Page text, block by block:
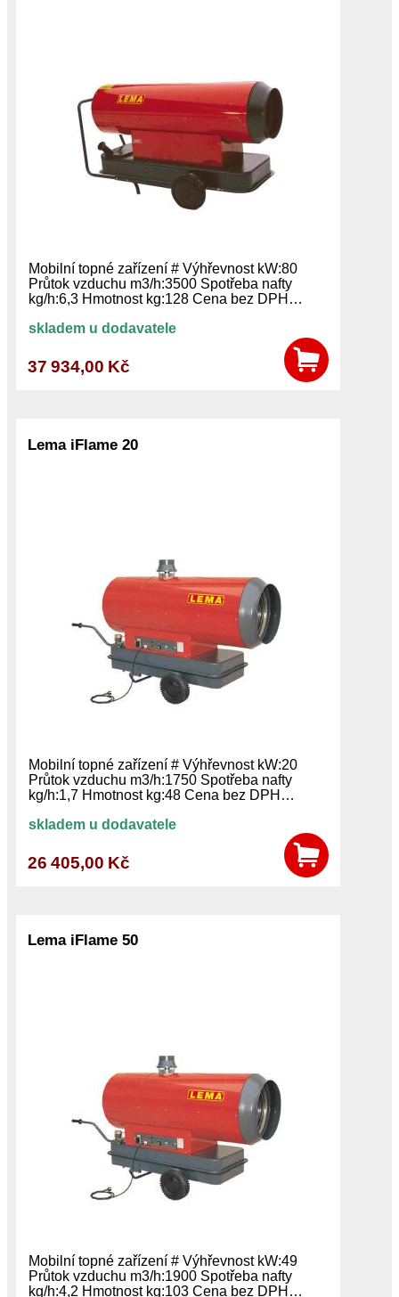
Mobilní topné zařízení # Výhřevnost kW:80
Průtok vzduchu m3/h:3500 Spotřeba nafty
kg/h:6,3 Hmotnost kg:128 Cena bez DPH…
skladem u dodavatele
37 934,00 Kč
Lema iFlame 20
Mobilní topné zařízení # Výhřevnost kW:20
Průtok vzduchu m3/h:1750 Spotřeba nafty
kg/h:1,7 Hmotnost kg:48 Cena bez DPH…
skladem u dodavatele
26 405,00 Kč
Lema iFlame 50
Mobilní topné zařízení # Výhřevnost kW:49
Průtok vzduchu m3/h:1900 Spotřeba nafty
kg/h:4,2 Hmotnost kg:103 Cena bez DPH…